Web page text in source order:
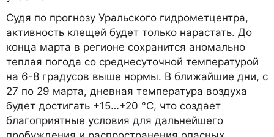
Судя по прогнозу Уральского гидрометцентра,
активность клещей будет только нарастать. До
конца марта в регионе сохранится аномально
теплая погода со среднесуточной температурой
на 6-8 градусов выше нормы. В ближайшие дни, с
27 по 29 марта, дневная температура воздуха
будет достигать +15…+20 °C, что создает
благоприятные условия для дальнейшего